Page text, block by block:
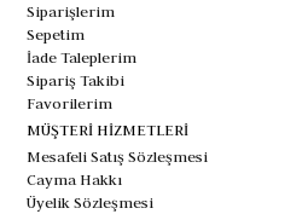
Siparişlerim
Sepetim
İade Taleplerim
Sipariş Takibi
Favorilerim
MÜŞTERİ HİZMETLERİ
Mesafeli Satış Sözleşmesi
Cayma Hakkı
Üyelik Sözleşmesi